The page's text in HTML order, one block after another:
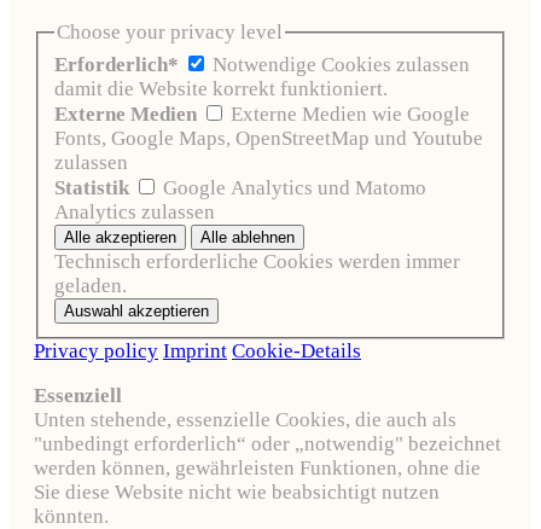
Choose your privacy level
Erforderlich*
Notwendige Cookies zulassen
damit die Website korrekt funktioniert.
Externe Medien
Externe Medien wie Google
Fonts, Google Maps, OpenStreetMap und Youtube
zulassen
Statistik
Google Analytics und Matomo
Analytics zulassen
Technisch erforderliche Cookies werden immer
geladen.
Privacy policy Imprint Cookie-Details
Essenziell
Unten stehende, essenzielle Cookies, die auch als
"unbedingt erforderlich“ oder „notwendig" bezeichnet
werden können, gewährleisten Funktionen, ohne die
Sie diese Website nicht wie beabsichtigt nutzen
könnten.